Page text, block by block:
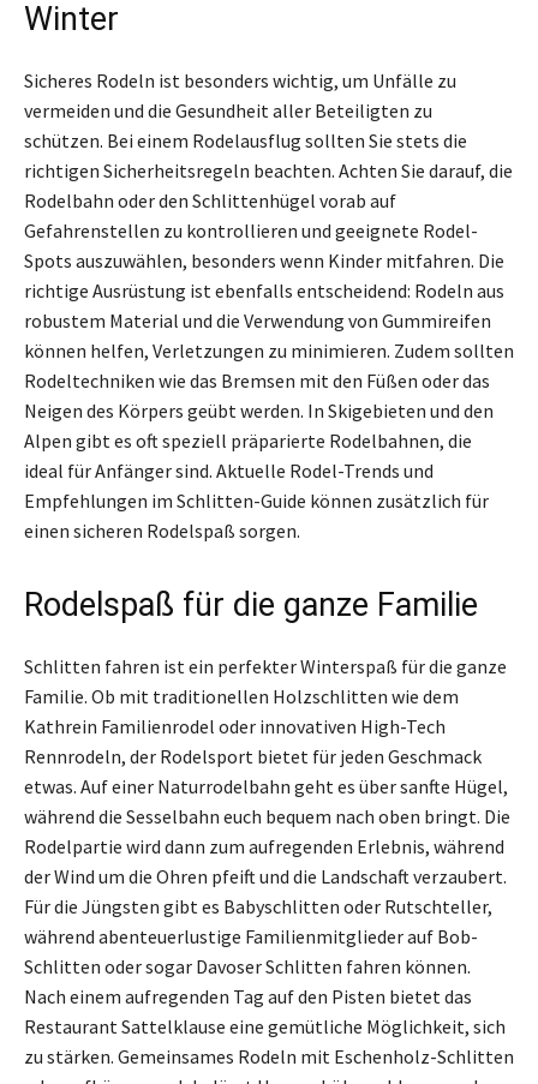
Winter
Sicheres Rodeln ist besonders wichtig, um Unfälle zu
vermeiden und die Gesundheit aller Beteiligten zu
schützen. Bei einem Rodelausflug sollten Sie stets die
richtigen Sicherheitsregeln beachten. Achten Sie darauf, die
Rodelbahn oder den Schlittenhügel vorab auf
Gefahrenstellen zu kontrollieren und geeignete Rodel-
Spots auszuwählen, besonders wenn Kinder mitfahren. Die
richtige Ausrüstung ist ebenfalls entscheidend: Rodeln aus
robustem Material und die Verwendung von Gummireifen
können helfen, Verletzungen zu minimieren. Zudem sollten
Rodeltechniken wie das Bremsen mit den Füßen oder das
Neigen des Körpers geübt werden. In Skigebieten und den
Alpen gibt es oft speziell präparierte Rodelbahnen, die
ideal für Anfänger sind. Aktuelle Rodel-Trends und
Empfehlungen im Schlitten-Guide können zusätzlich für
einen sicheren Rodelspaß sorgen.
Rodelspaß für die ganze Familie
Schlitten fahren ist ein perfekter Winterspaß für die ganze
Familie. Ob mit traditionellen Holzschlitten wie dem
Kathrein Familienrodel oder innovativen High-Tech
Rennrodeln, der Rodelsport bietet für jeden Geschmack
etwas. Auf einer Naturrodelbahn geht es über sanfte Hügel,
während die Sesselbahn euch bequem nach oben bringt. Die
Rodelpartie wird dann zum aufregenden Erlebnis, während
der Wind um die Ohren pfeift und die Landschaft verzaubert.
Für die Jüngsten gibt es Babyschlitten oder Rutschteller,
während abenteuerlustige Familienmitglieder auf Bob-
Schlitten oder sogar Davoser Schlitten fahren können.
Nach einem aufregenden Tag auf den Pisten bietet das
Restaurant Sattelklause eine gemütliche Möglichkeit, sich
zu stärken. Gemeinsames Rodeln mit Eschenholz-Schlitten